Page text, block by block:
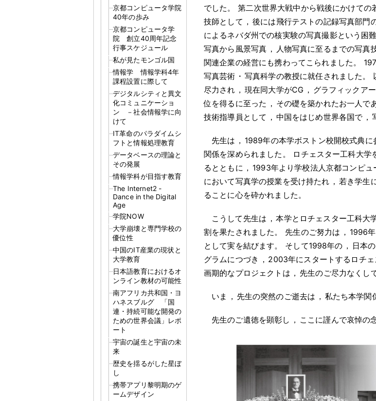
京都コンピュータ学院
40年の歩み
京都コンピュータ学
院 創立40周年記念
行事スケジュール
私が見たモンゴル国
情報学 情報学科4年
課程設置に際して
デジタルシティと異文
化コミュニケーショ
ン －社会情報学に向
けて
IT革命のパラダイムシ
フトと情報処理教育
データベースの理論と
その発展
情報学科が目指す教育
The Internet2 -
Dance in the Digital
Age
学院NOW
大学崩壊と専門学校の
優位性
中国のIT産業の現状と
大学教育
日本語教育におけるオ
ンライン教材の可能性
南アフリカ共和国・ヨ
ハネスブルグ 「国
連・持続可能な開発の
ための世界会議」レポ
ート
宇宙の誕生と宇宙の未
来
歴史を揺るがした星ぼ
し
携帯アプリ黎明期のゲ
ームデザイン
でした 。 第二次世界大戦中から戦後にかけての
技師として ， 後には飛行テストの記録写真部門
によるネバダ州での核実験の写真撮影という困
写真から風景写真 ， 人物写真に至るまでの写真
関連企業の経営にも携わってこられました 。
写真芸術 ・ 写真科学の教授に就任されました 。
尽力され ， 現在同大学がCG ， グラフィックアー
位を得るに至った ， その礎を築かれたお一人で
技術指導員として ， 中国をはじめ世界各国で ，
先生は ， 1989年の本学ボストン校開校式典に
関係を深められました 。 ロチェスター工科大学
るとともに ， 1993年より学校法人京都コンピ
において写真学の授業を受け持たれ ， 若き学生
ることに心を砕かれました 。
こうして先生は ， 本学とロチェスター工科大
割を果たされました 。 先生のご努力は ， 1996
として実を結びます。 そして1998年の ， 日本
グラムにつづき ， 2003年にスタートするロチ
画期的なプロジェクトは ， 先生のご尽力なくし
いま ， 先生の突然のご逝去は ， 私たち本学関
先生のご遺徳を顕彰し ， ここに謹んで哀悼の